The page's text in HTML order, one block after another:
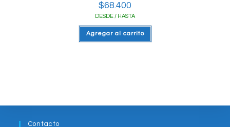
$68.400
DESDE / HASTA
Agregar al carrito
Contacto